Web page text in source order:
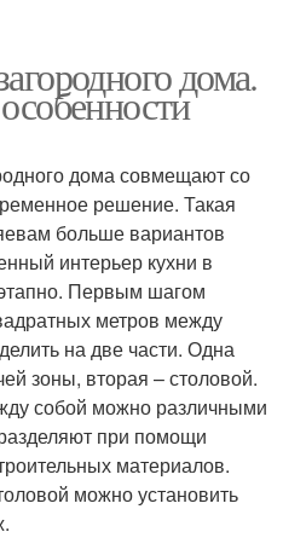
дома.
дома совмещают со
решение. Такая
больше вариантов
интерьер кухни в
Первым шагом
метров между
на две части. Одна
зоны, вторая – столовой.
собой можно различными
при помощи
материалов.
можно установить